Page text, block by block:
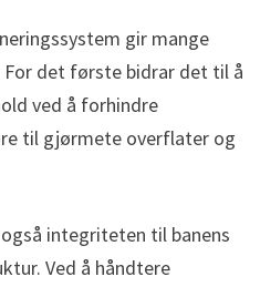
gir mange
det første bidrar det til å
ved å forhindre
til gjørmete overflater og
integriteten til banens
Ved å håndtere